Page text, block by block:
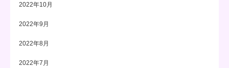
2022年10月
2022年9月
2022年8月
2022年7月